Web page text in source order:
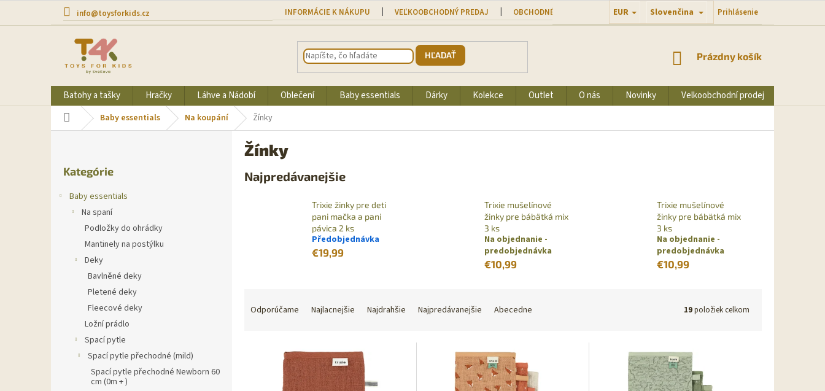
obsah
info@toysforkids.cz INFORMÁCIE K NÁKUPU VEĽKOOBCHODNÝ PREDAJ OBCHODNÉ PODMIENKY PODMIENKY OCHRANY OSOBNÝCH ÚDAJOV
EUR Slovenčina Prihlásenie
HĽADAŤ
NÁKUPNÝ
Prázdny košík
Batohy a tašky Hračky Láhve a Nádobí Oblečení Baby essentials Dárky Kolekce Outlet O nás Novinky Velkoobchodní prodej
DomovBaby essentials Na koupání Žínky
kategórie
Kategórie
Baby essentials
Na spaní
Podložky do ohrádky
Mantinely na postýlku
Deky
Bavlněné deky
Pletené deky
Fleecové deky
Ložní prádlo
Spací pytle
Spací pytle přechodné (mild)
Spací pytle přechodné Newborn 60
cm (0m + )
Žínky
Najpredávanejšie
Trixie žinky pre deti
pani mačka a pani
pávica 2 ks
Předobjednávka
€19,99
Trixie mušelínové
žinky pre bábätká mix
3 ks
Na objednanie -
predobjednávka
€10,99
Trixie mušelínové
žinky pre bábätká mix
3 ks
Na objednanie -
predobjednávka
€10,99
Odporúčame Najlacnejšie Najdrahšie Najpredávanejšie Abecedne 19položiek celkom